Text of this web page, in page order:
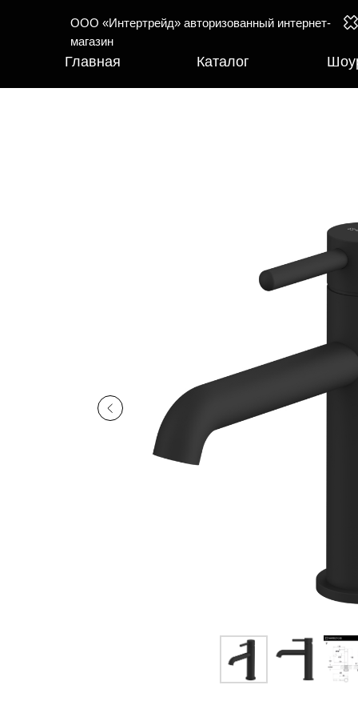
ООО «Интертрейд» авторизованный интернет-
магазин
Главная Каталог